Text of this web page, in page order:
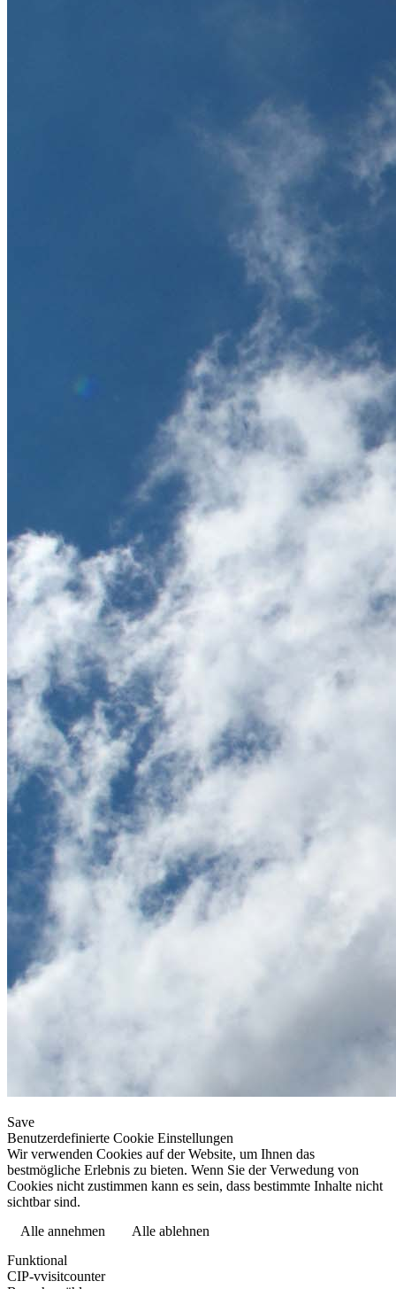
Save
Benutzerdefinierte Cookie Einstellungen
Wir verwenden Cookies auf der Website, um Ihnen das
bestmögliche Erlebnis zu bieten. Wenn Sie der Verwedung von
Cookies nicht zustimmen kann es sein, dass bestimmte Inhalte nicht
sichtbar sind.
Alle annehmen
Alle ablehnen
Funktional
CIP-vvisitcounter